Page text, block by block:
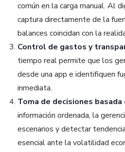
común en la carga manual. Al
captura directamente de la
balances coincidan con la
Control de gastos y
tiempo real permite que los
desde una app e identifiquen
inmediata.
Toma de decisiones basada
información ordenada, la
escenarios y detectar
esencial ante la volatilidad